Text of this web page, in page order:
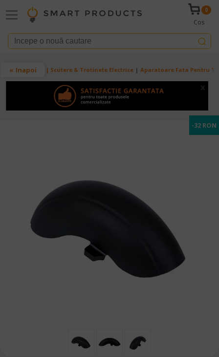
0
Cos
Breadcrumb
Acasa RYDE | Scutere & Trotinete Electrice Aparatoare Fata Pentru
Inapoi
x
-32 RON